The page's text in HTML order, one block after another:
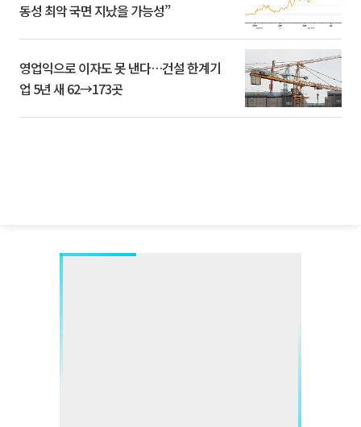
동성 최악 국면 지났을 가능성”
영업익으로 이자도 못 낸다…건설 한계기
업 5년 새 62→173곳